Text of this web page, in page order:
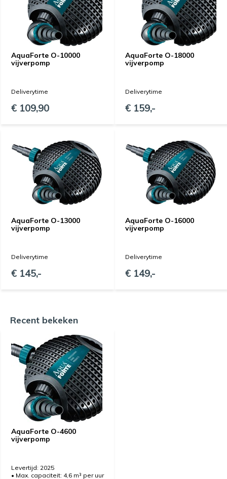
AquaForte O-10000
vijverpomp
Deliverytime
€ 109,90
AquaForte O-18000
vijverpomp
Deliverytime
€ 159,-
AquaForte O-13000
vijverpomp
Deliverytime
€ 145,-
AquaForte O-16000
vijverpomp
Deliverytime
€ 149,-
Recent bekeken
AquaForte O-4600
vijverpomp
Levertijd: 2025
• Max. capaciteit: 4,6 m³ per uur